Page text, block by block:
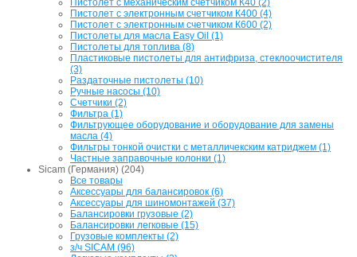
Пистолет с электронным счетчиком К400 (4)
Пистолет с электронным счетчиком К600 (2)
Пистолеты для масла Easy Oil (1)
Пистолеты для топлива (8)
Пластиковые пистолеты для антифриза, стеклоочистителя
(3)
Раздаточные пистолеты (10)
Ручные насосы (10)
Счетчики (2)
Фильтра (1)
Фильтрующее оборудование и оборудование для замены
масла (4)
Фильтры тонкой очистки с металличекским катриджем (1)
Частные заправочные колонки (1)
Sicam (Германия) (204)
Все товары
Аксессуары для балансировок (6)
Аксессуары для шиномонтажей (37)
Балансировки грузовые (2)
Балансировки легковые (15)
Грузовые комплекты (2)
з/ч SICAM (96)